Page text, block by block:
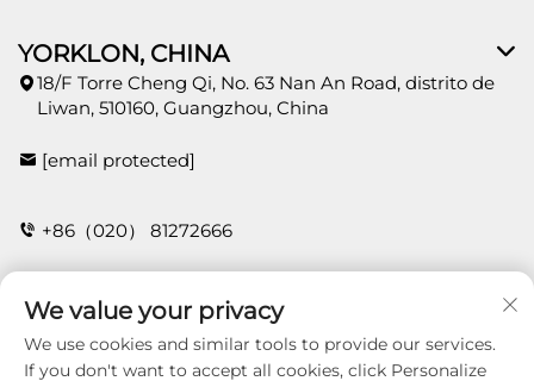
YORKLON, CHINA
18/F Torre Cheng Qi, No. 63 Nan An Road, distrito de
Liwan, 510160, Guangzhou, China
[email protected]
+86（020） 81272666
CONTACTO
We value your privacy
We use cookies and similar tools to provide our services.
If you don't want to accept all cookies, click Personalize